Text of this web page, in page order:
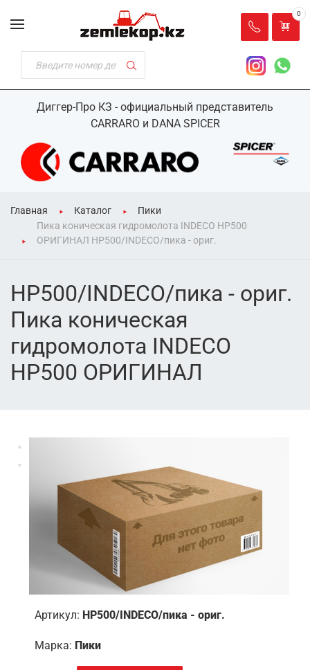
Диггер-Про КЗ - официальный представитель
CARRARO и DANA SPICER
0
Главная Каталог
Пики
Пика коническая гидромолота INDECO HP500
ОРИГИНАЛ HP500/INDECO/пика - ориг.
HP500/INDECO/пика - ориг.
Пика коническая
гидромолота INDECO
HP500 ОРИГИНАЛ
Артикул: HP500/INDECO/пика - ориг.
Марка: Пики